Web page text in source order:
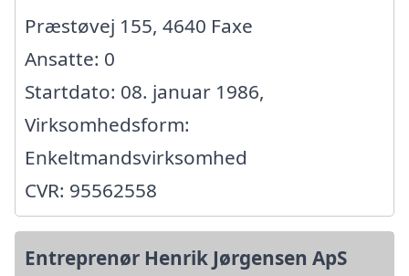
Præstøvej 155, 4640 Faxe
Ansatte: 0
Startdato: 08. januar 1986,
Virksomhedsform:
Enkeltmandsvirksomhed
CVR: 95562558
Entreprenør Henrik Jørgensen ApS